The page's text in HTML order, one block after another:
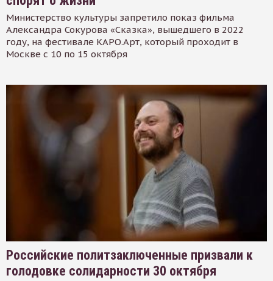
Министерство культуры запретило показ фильма
Александра Сокурова «Сказка», вышедшего в 2022
году, на фестивале КАРО.Арт, который проходит в
Москве с 10 по 15 октября
Российские политзаключенные призвали к
голодовке солидарности 30 октября